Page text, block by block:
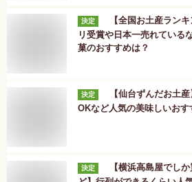
決定
【全国お土産ラン
リ受賞や日本一売れている
菓のおすすめは？
決定
【仙台ずんだお土
OKなど人気の美味しいおす
決定
【横浜高島屋でし